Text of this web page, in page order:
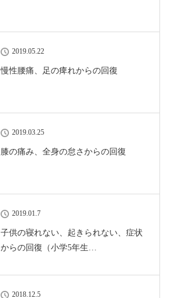
2019.05.22
慢性腰痛、足の痺れからの回復
2019.03.25
膝の痛み、全身の怠さからの回復
2019.01.7
子供の寝れない、起きられない、症状
からの回復（小学5年生…
2018.12.5